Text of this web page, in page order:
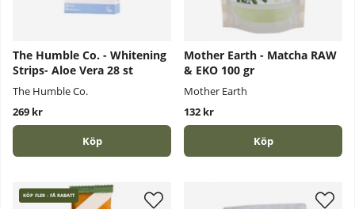
The Humble Co. - Whitening
Strips- Aloe Vera 28 st
The Humble Co.
269 kr
Köp
Mother Earth - Matcha RAW
& EKO 100 gr
Mother Earth
132 kr
Köp
KÖP FLER - FÅ RABATT